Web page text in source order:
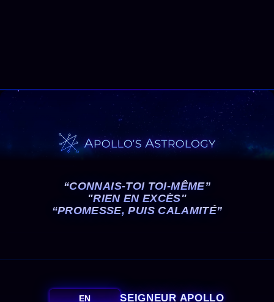
“CONNAIS-TOI TOI-MÊME”
"RIEN EN EXCÈS"
“PROMESSE, PUIS CALAMITÉ”
EN SEIGNEUR APOLLO